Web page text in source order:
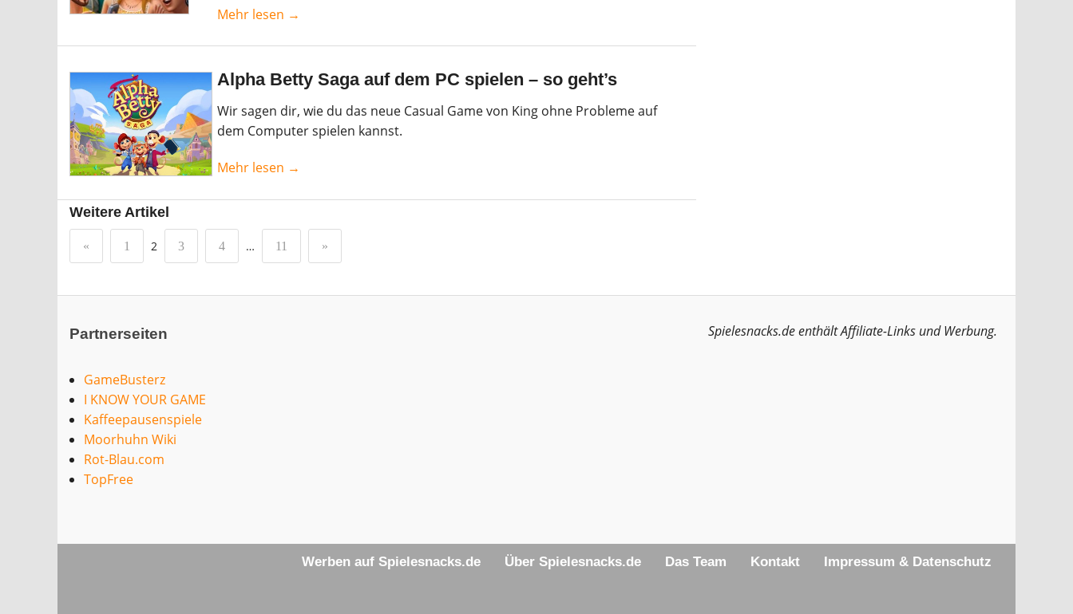
Mehr lesen →
Alpha Betty Saga auf dem PC spielen – so geht’s
Wir sagen dir, wie du das neue Casual Game von King ohne Probleme auf
dem Computer spielen kannst.
Mehr lesen →
Weitere Artikel
« 1 2 3 4 … 11 »
Partnerseiten
GameBusterz
I KNOW YOUR GAME
Kaffeepausenspiele
Moorhuhn Wiki
Rot-Blau.com
TopFree
Spielesnacks.de enthält Affiliate-Links und Werbung.
Werben auf Spielesnacks.de Über Spielesnacks.de Das Team Kontakt Impressum & Datenschutz